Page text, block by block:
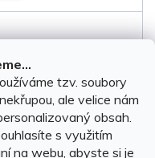
tzv. soubory
ale velice nám
obsah.
s využitím
na webu, abyste si je